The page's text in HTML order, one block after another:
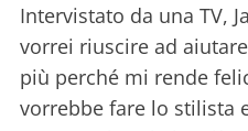
Intervistato da una TV,
vorrei riuscire ad
più perché mi rende
vorrebbe fare lo stilista